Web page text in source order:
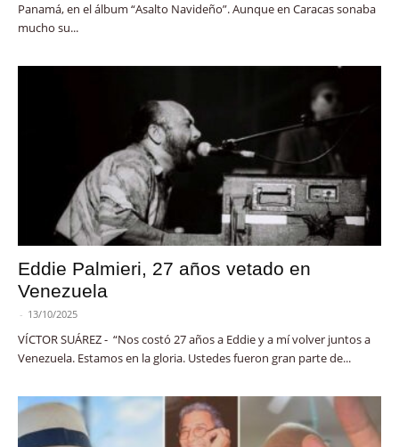
Panamá, en el álbum “Asalto Navideño”. Aunque en Caracas sonaba
mucho su...
Eddie Palmieri, 27 años vetado en
Venezuela
- 13/10/2025
VÍCTOR SUÁREZ - “Nos costó 27 años a Eddie y a mí volver juntos a
Venezuela. Estamos en la gloria. Ustedes fueron gran parte de...